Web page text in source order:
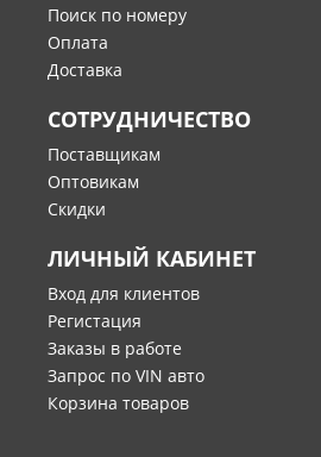
Поиск по номеру
Оплата
Доставка
СОТРУДНИЧЕСТВО
Поставщикам
Оптовикам
Скидки
ЛИЧНЫЙ КАБИНЕТ
Вход для клиентов
Регистация
Заказы в работе
Запрос по VIN авто
Корзина товаров